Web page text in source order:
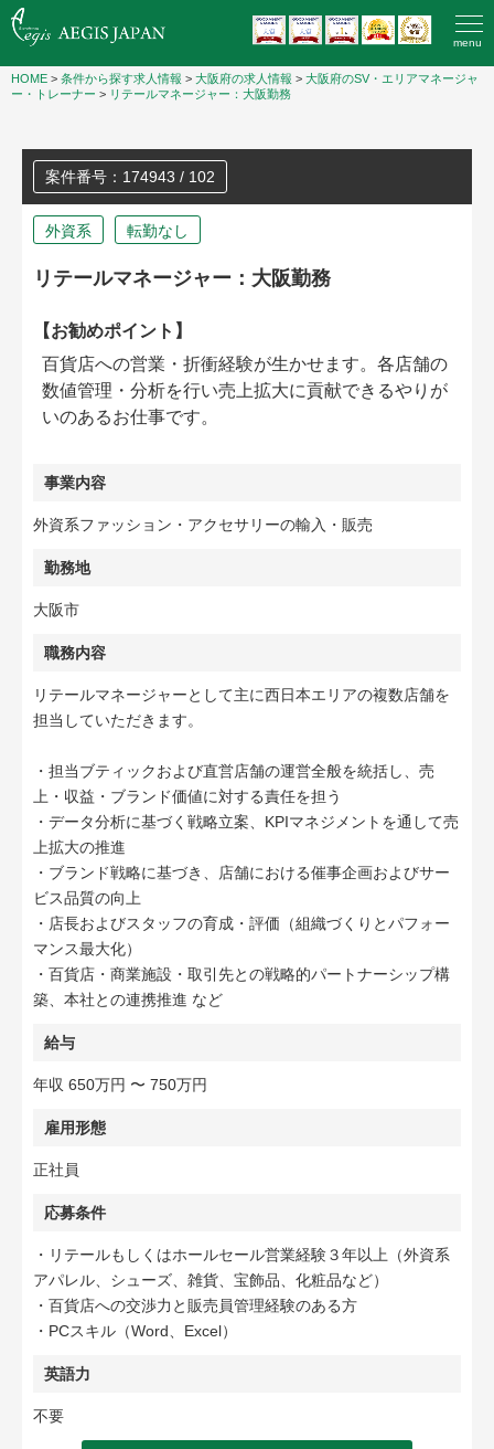
menu
HOME > 条件から探す求人情報 > 大阪府の求人情報 > 大阪府のSV・エリアマネージャ
ー・トレーナー > リテールマネージャー：大阪勤務
案件番号：174943 / 102
外資系 転勤なし
リテールマネージャー：大阪勤務
【お勧めポイント】
百貨店への営業・折衝経験が生かせます。各店舗の
数値管理・分析を行い売上拡大に貢献できるやりが
いのあるお仕事です。
事業内容
外資系ファッション・アクセサリーの輸入・販売
勤務地
大阪市
職務内容
リテールマネージャーとして主に西日本エリアの複数店舗を
担当していただきます。
・担当ブティックおよび直営店舗の運営全般を統括し、売
上・収益・ブランド価値に対する責任を担う
・データ分析に基づく戦略立案、KPIマネジメントを通して売
上拡大の推進
・ブランド戦略に基づき、店舗における催事企画およびサー
ビス品質の向上
・店長およびスタッフの育成・評価（組織づくりとパフォー
マンス最大化）
・百貨店・商業施設・取引先との戦略的パートナーシップ構
築、本社との連携推進 など
給与
年収 650万円 〜 750万円
雇用形態
正社員
応募条件
・リテールもしくはホールセール営業経験３年以上（外資系
アパレル、シューズ、雑貨、宝飾品、化粧品など）
・百貨店への交渉力と販売員管理経験のある方
・PCスキル（Word、Excel）
英語力
不要